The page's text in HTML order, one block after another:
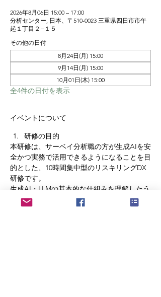
2026年8月06日 15:00 – 17:00
分析センター, 日本、〒510-0023 三重県四日市市午
起１丁目２−１５
その他の日付
8月24日(月) 15:00
9月14日(月) 15:00
10月01日(木) 15:00
全4件の日付を表示
イベントについて
研修の目的
本研修は、サーベイ分析職の方が生成AIを安
全かつ実務で活用できるようになることを目
的とした、10時間集中型のリスキリングDX
研修です。
生成AI・LLMの基本的な仕組みを理解したう
えで、サーベイ分析業務における情報整理、
文書作成、資料作成、リサーチ、データ要